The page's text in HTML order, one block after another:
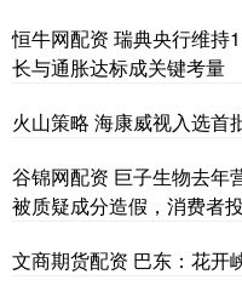
恒牛网配资 瑞典央行维持
长与通胀达标成关键考量
火山策略 海康威视入选首
谷锦网配资 巨子生物去年
被质疑成分造假，消费者
文商期货配资 巴东：花开